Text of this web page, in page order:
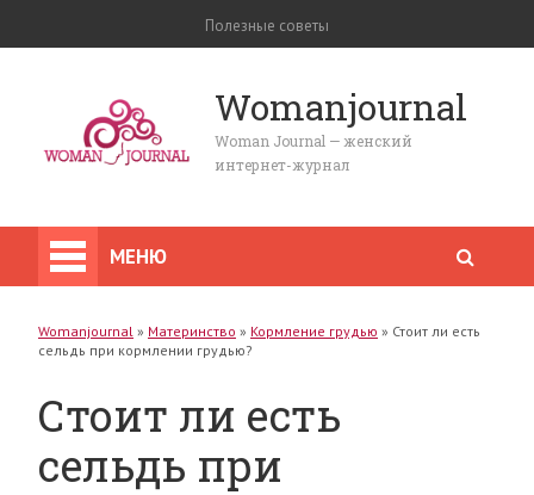
Полезные советы
Womanjournal
Woman Journal — женский
интернет-журнал
МЕНЮ
Womanjournal » Материнство » Кормление грудью » Стоит ли есть
сельдь при кормлении грудью?
Стоит ли есть
сельдь при